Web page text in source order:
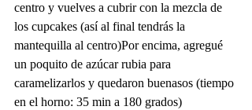
centro y vuelves a cubrir con la mezcla de
los cupcakes (así al final tendrás la
mantequilla al centro)Por encima, agregué
un poquito de azúcar rubia para
caramelizarlos y quedaron buenasos (tiempo
en el horno: 35 min a 180 grados)